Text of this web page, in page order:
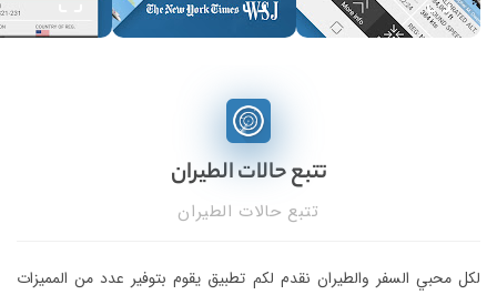
تتبع حالات الطيران
تتبع حالات الطيران
لكل محبي السفر والطيران نقدم لكم تطبيق يقوم بتوفير عدد من المميزات